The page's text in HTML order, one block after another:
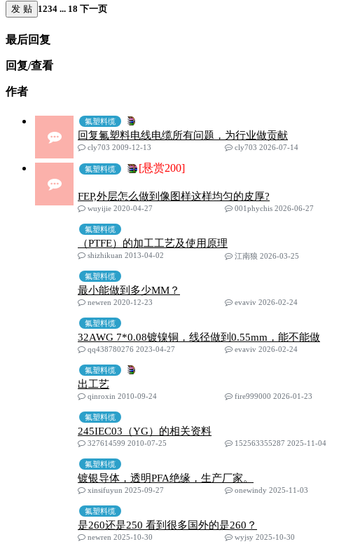
发 贴 1234 ... 18 下一页
最后回复
回复/查看
作者
氟塑料缆
回复氟塑料电线电缆所有问题，为行业做贡献
cly703 2009-12-13
cly703 2026-07-14
氟塑料缆 [悬赏200]
FEP,外层怎么做到像图样这样均匀的皮厚?
wuyijie 2020-04-27
001phychis 2026-06-27
氟塑料缆
（PTFE）的加工工艺及使用原理
shizhikuan 2013-04-02
江南狼 2026-03-25
氟塑料缆
最小能做到多少MM？
newren 2020-12-23
evaviv 2026-02-24
氟塑料缆
32AWG 7*0.08镀镍铜，线径做到0.55mm，能不能做
qq438780276 2023-04-27
evaviv 2026-02-24
氟塑料缆
出工艺
qinroxin 2010-09-24
fire999000 2026-01-23
氟塑料缆
245IEC03（YG）的相关资料
327614599 2010-07-25
152563355287 2025-11-04
氟塑料缆
镀银导体，透明PFA绝缘，生产厂家。
xinsifuyun 2025-09-27
onewindy 2025-11-03
氟塑料缆
是260还是250 看到很多国外的是260？
newren 2025-10-30
wyjsy 2025-10-30